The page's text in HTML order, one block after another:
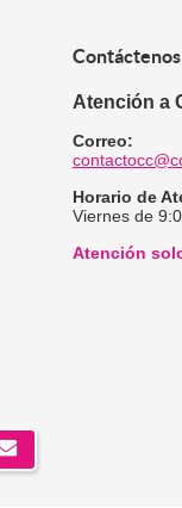
Contáctenos
Atención a
Correo:
Horario de
Viernes de
Atención